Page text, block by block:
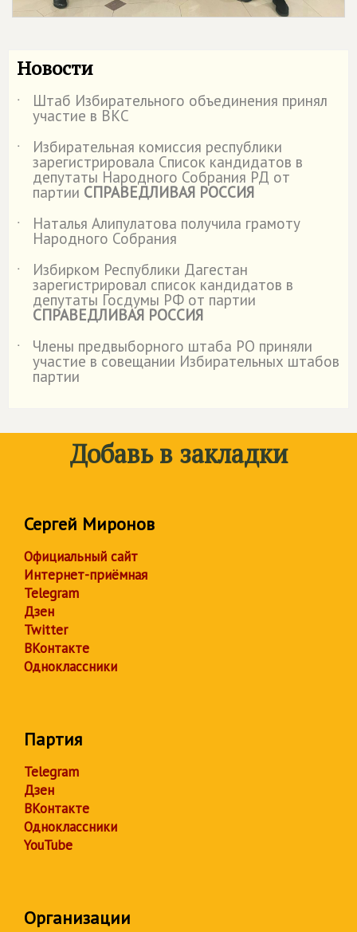
Новости
˙ Штаб Избирательного объединения принял
участие в ВКС
˙
Избирательная комиссия республики
зарегистрировала Список кандидатов в
депутаты Народного Собрания РД от
партии СПРАВЕДЛИВАЯ РОССИЯ
˙
Наталья Алипулатова получила грамоту
Народного Собрания
˙
Избирком Республики Дагестан
зарегистрировал список кандидатов в
депутаты Госдумы РФ от партии
СПРАВЕДЛИВАЯ РОССИЯ
˙
Члены предвыборного штаба РО приняли
участие в совещании Избирательных штабов
партии
Добавь в закладки
Сергей Миронов
Официальный сайт
Интернет-приёмная
Telegram
Дзен
Twitter
ВКонтакте
Одноклассники
Партия
Telegram
Дзен
ВКонтакте
Одноклассники
YouTube
Организации